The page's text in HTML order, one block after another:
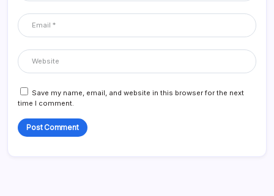
Save my name, email, and website in this browser for the next
time I comment.